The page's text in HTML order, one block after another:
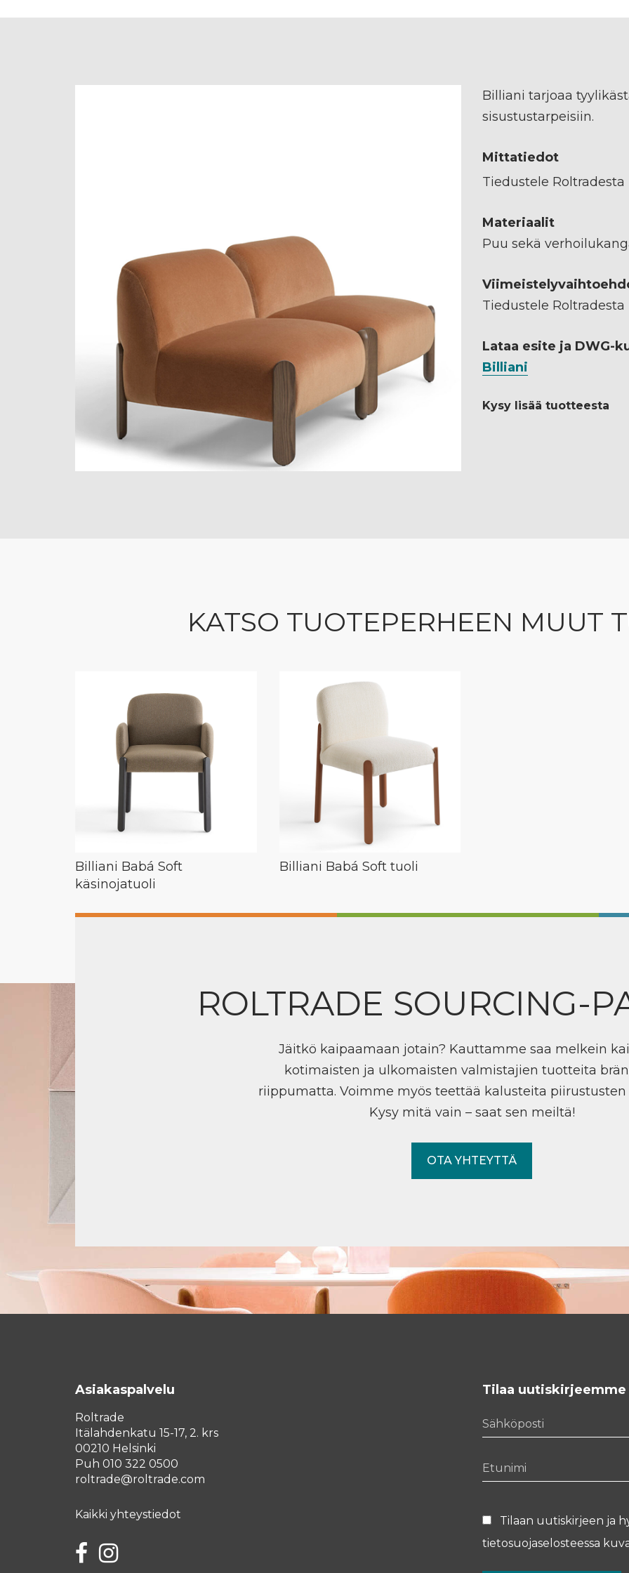
Billiani tarjoaa
sisustustarpeisiin.
Mittatiedot
Tiedustele Roltradesta
Materiaalit
Puu sekä
Tiedustele Roltradesta
Lataa esite ja DWG-
Billiani
Kysy lisää tuotteesta
KATSO TUOTEPERHEEN MUUT
Billiani Babá Soft
käsinojatuoli
Billiani Babá Soft tuoli
ROLTRADE SOURCING-
Jäitkö kaipaamaan jotain? Kauttamme saa melkein
kotimaisten ja ulkomaisten valmistajien tuotteita
riippumatta. Voimme myös teettää kalusteita piirustusten
Kysy mitä vain – saat sen meiltä!
OTA YHTEYTTÄ
Asiakaspalvelu
Roltrade
Itälahdenkatu 15-17, 2. krs
00210 Helsinki
Puh 010 322 0500
roltrade@roltrade.com
Kaikki yhteystiedot
FacebookInstagram
Tilaa uutiskirjeemme
Tilaan uutiskirjeen ja
tietosuojaselosteessa